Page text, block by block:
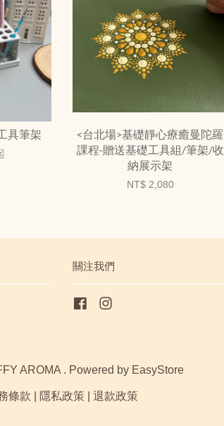
具筆架
<台北場>基礎靜心療癒曼陀羅
課程-贈送基礎工具組/筆架/收
納展示架
NT$ 2,080
關注我們
Facebook
AROMA . Powered by EasyStore
條款 隱私政策 退款政策